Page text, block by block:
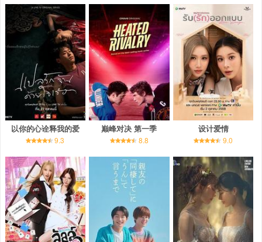
以你的心诠释我的爱
9.3
巅峰对决 第一季
8.8
设计爱情
9.0